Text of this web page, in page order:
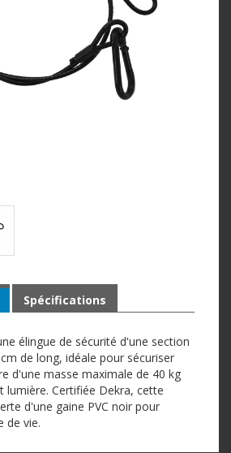
élingue de sécurité d'une section
de long, idéale pour sécuriser
d'une masse maximale de 40 kg
lumière. Certifiée Dekra, cette
d'une gaine PVC noir pour
de vie.
Spécifications